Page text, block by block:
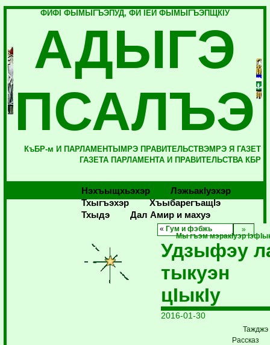
ФИФI ФЫМЫГЪЭПУД, ФИ IЕЙ ФЫМЫГЪЭПЩКIУ
АДЫГЭ
ПСАЛЪЭ
КъБР-м И ПАРЛАМЕНТЫМРЭ ПРАВИТЕЛЬСТВЭМРЭ Я ГАЗЕТ
ГАЗЕТА ПАРЛАМЕНТА И ПРАВИТЕЛЬСТВА КБР
Нэхъыщхьэхэр
Лэжьакlуэхэр
Тхыгъэхэр
Хъыбарегъащlэ
Тхыдэ
Дал Амир и махуэ
« Гум и фэбжь
Мы гъэм мэракIуэр
Удзыфэу
тыкуэн
цIыкIу
2016-01-30
Рассказ